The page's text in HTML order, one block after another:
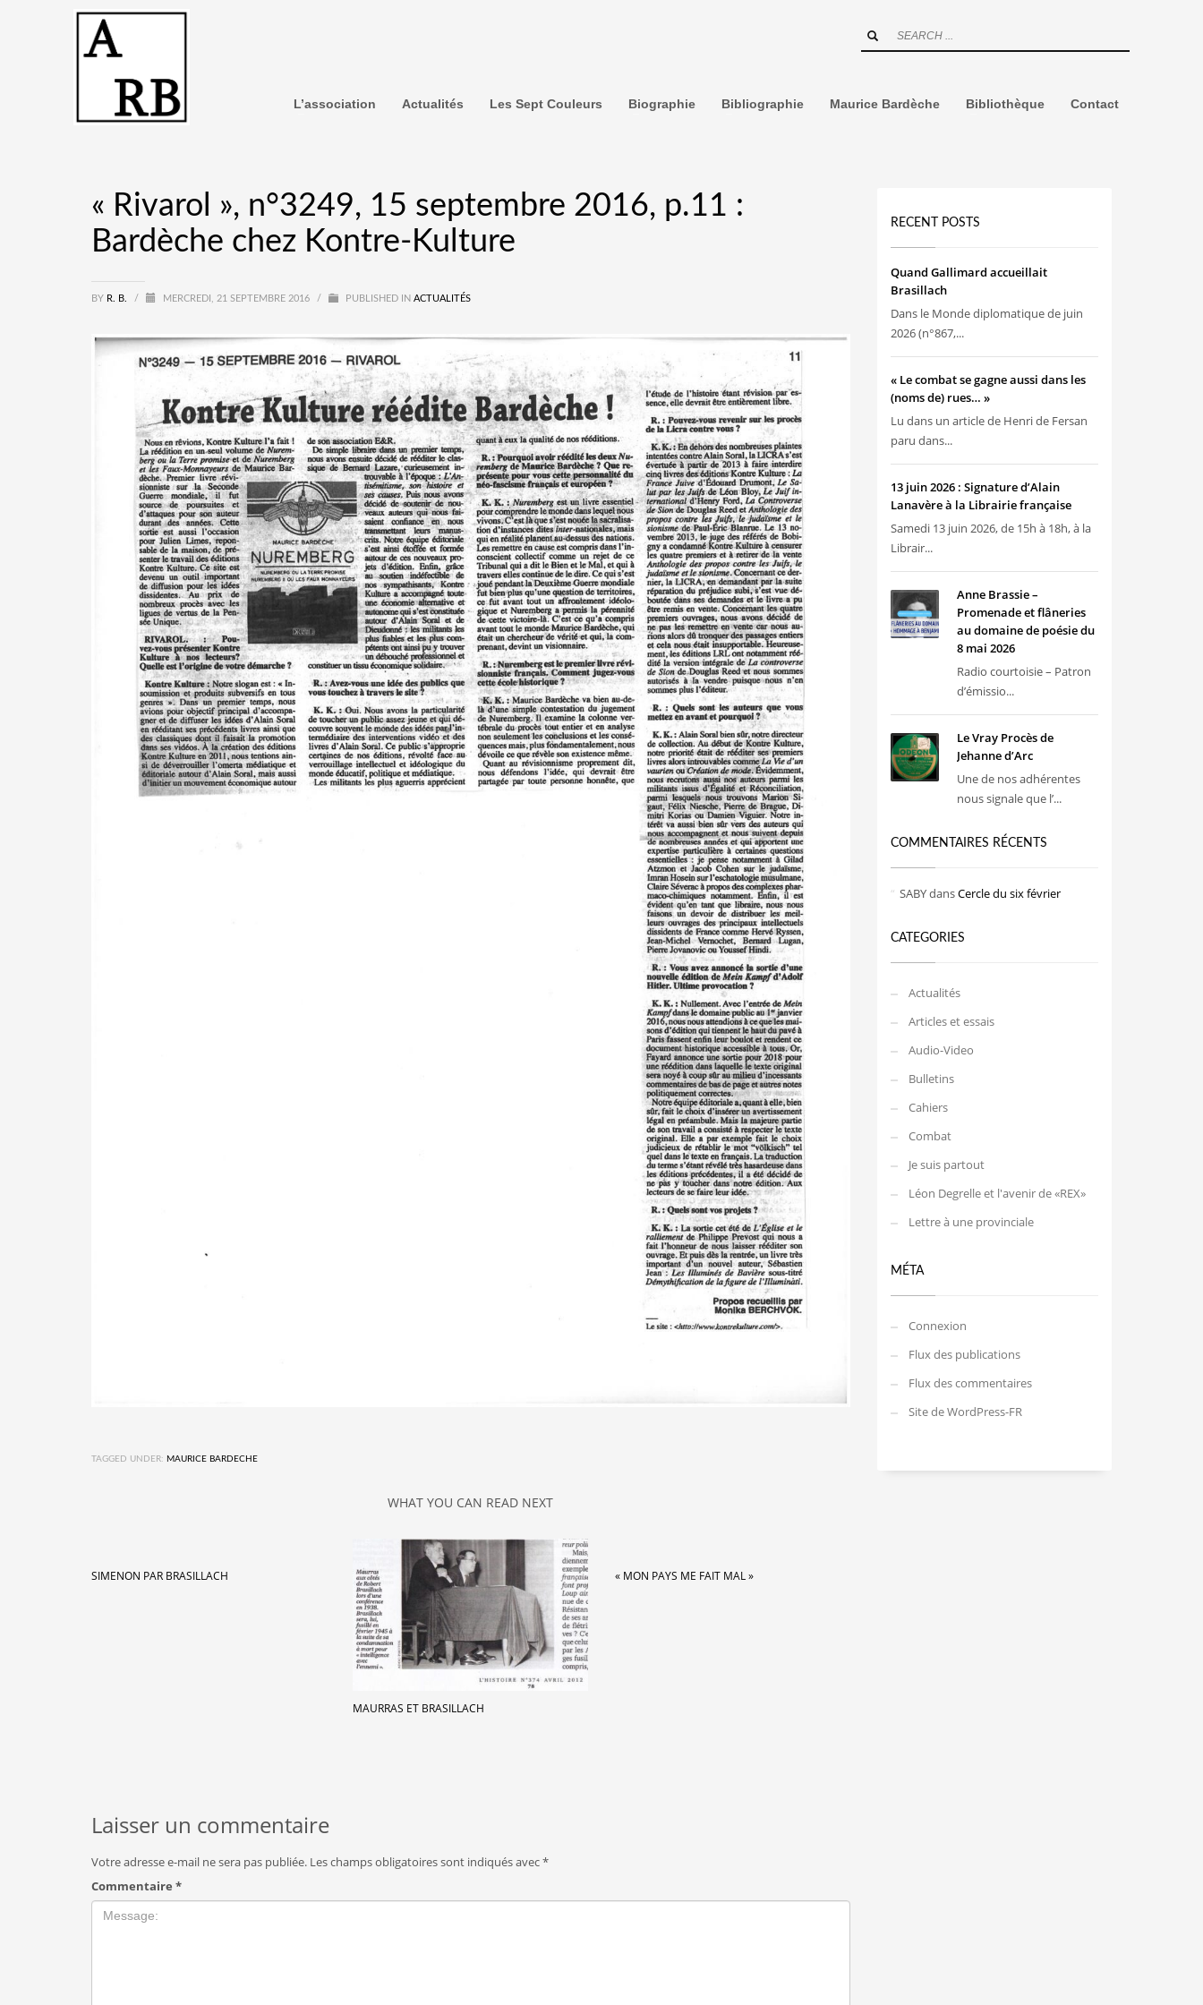
L’association Actualités Les Sept Couleurs Biographie Bibliographie Maurice Bardèche Bibliothèque Contact
« Rivarol », n°3249, 15 septembre 2016, p.11 :
Bardèche chez Kontre-Kulture
BY R. B. / MERCREDI, 21 SEPTEMBRE 2016 / PUBLISHED IN ACTUALITÉS
TAGGED UNDER: MAURICE BARDECHE
WHAT YOU CAN READ NEXT
SIMENON PAR BRASILLACH
MAURRAS ET BRASILLACH
« MON PAYS ME FAIT MAL »
Laisser un commentaire
Votre adresse e-mail ne sera pas publiée. Les champs obligatoires sont indiqués avec*
Commentaire *
RECENT POSTS
Quand Gallimard accueillait
Brasillach
Dans le Monde diplomatique de juin
2026 (n°867,...
« Le combat se gagne aussi dans les
(noms de) rues… »
Lu dans un article de Henri de Fersan
paru dans...
13 juin 2026 : Signature d’Alain
Lanavère à la Librairie française
Samedi 13 juin 2026, de 15h à 18h, à la
Librair...
Anne Brassie –
Promenade et flâneries
au domaine de poésie du
8 mai 2026
Radio courtoisie – Patron
d’émissio...
Le Vray Procès de
Jehanne d’Arc
Une de nos adhérentes
nous signale que l’...
COMMENTAIRES RÉCENTS
SABYdansCercle du six février
CATEGORIES
Actualités
Articles et essais
Audio-Video
Bulletins
Cahiers
Combat
Je suis partout
Léon Degrelle et l'avenir de «REX»
Lettre à une provinciale
MÉTA
Connexion
Flux des publications
Flux des commentaires
Site de WordPress-FR